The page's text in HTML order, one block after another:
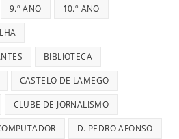
9.º ANO 10.º ANO
BIBLIOTECA
CASTELO DE LAMEGO
CLUBE DE JORNALISMO
D. PEDRO AFONSO